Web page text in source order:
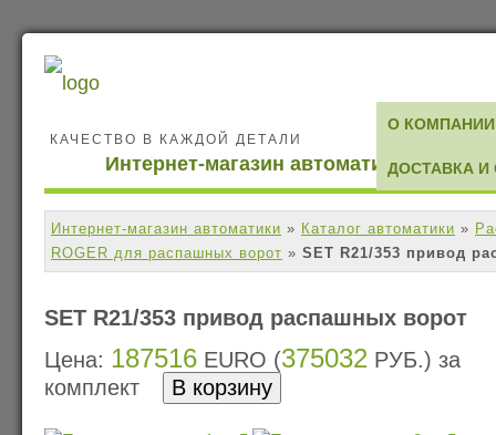
Интернет-магазин автоматики
КАЧЕСТВО В КАЖДОЙ ДЕТАЛИ
О КОМПАНИИ
ДОСТАВКА И
Интернет-магазин автоматики » Каталог автоматики »
ROGER для раcпашных ворот » SET R21/353 привод
SET R21/353 привод распашных ворот
Цена: 187516 EURO (375032 РУБ.) за
комплект